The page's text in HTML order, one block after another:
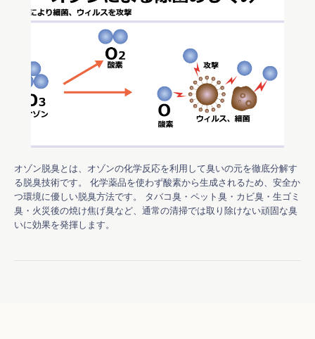
オゾン脱臭とは、オゾンの化学反応を利用して臭いの元を徹底分解す
る脱臭技術です。 化学薬品を使わず酸素から生成されるため、安全か
つ環境に優しい脱臭方法です。 タバコ臭・ペット臭・カビ臭・生ゴミ
臭・火災後の焼け焦げ臭など、通常の清掃では取り除けない頑固な臭
いに効果を発揮します。